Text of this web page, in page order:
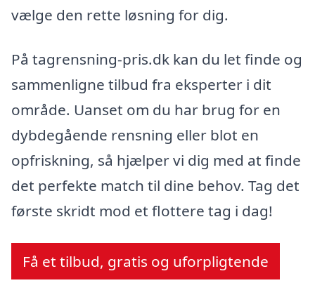
vælge den rette løsning for dig.
På tagrensning-pris.dk kan du let finde og
sammenligne tilbud fra eksperter i dit
område. Uanset om du har brug for en
dybdegående rensning eller blot en
opfriskning, så hjælper vi dig med at finde
det perfekte match til dine behov. Tag det
første skridt mod et flottere tag i dag!
Få et tilbud, gratis og uforpligtende